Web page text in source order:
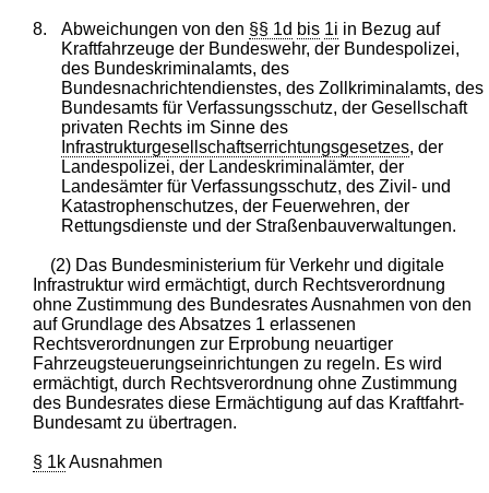
8. Abweichungen von den §§ 1d bis 1i in Bezug auf
Kraftfahrzeuge der Bundeswehr, der Bundespolizei,
des Bundeskriminalamts, des
Bundesnachrichtendienstes, des Zollkriminalamts, des
Bundesamts für Verfassungsschutz, der Gesellschaft
privaten Rechts im Sinne des
Infrastrukturgesellschaftserrichtungsgesetzes, der
Landespolizei, der Landeskriminalämter, der
Landesämter für Verfassungsschutz, des Zivil- und
Katastrophenschutzes, der Feuerwehren, der
Rettungsdienste und der Straßenbauverwaltungen.
(2) Das Bundesministerium für Verkehr und digitale
Infrastruktur wird ermächtigt, durch Rechtsverordnung
ohne Zustimmung des Bundesrates Ausnahmen von den
auf Grundlage des Absatzes 1 erlassenen
Rechtsverordnungen zur Erprobung neuartiger
Fahrzeugsteuerungseinrichtungen zu regeln. Es wird
ermächtigt, durch Rechtsverordnung ohne Zustimmung
des Bundesrates diese Ermächtigung auf das Kraftfahrt-
Bundesamt zu übertragen.
§ 1kAusnahmen